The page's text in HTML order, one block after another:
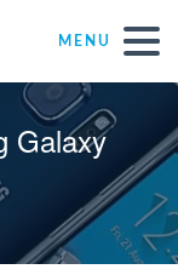
MENU
Galaxy